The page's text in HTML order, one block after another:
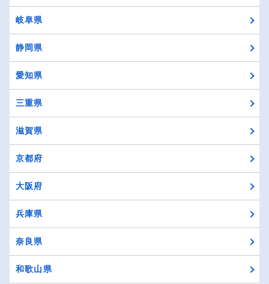
岐阜県
静岡県
愛知県
三重県
滋賀県
京都府
大阪府
兵庫県
奈良県
和歌山県